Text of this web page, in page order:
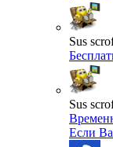
Sus
Sus
Если